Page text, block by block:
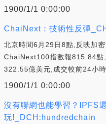
1900/1/1 0:00:00
ChaiNext：技術性反彈
北京時間6月29日8點,反映加
ChaiNext100指數報815.84
322.55億美元,成交較前24小
1900/1/1 0:00:00
沒有聯網也能學習？IPFS
玩!_DCH:hundredchain